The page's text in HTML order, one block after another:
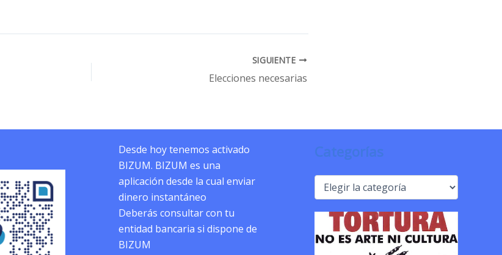
SIGUIENTE
Elecciones necesarias
Desde hoy tenemos activado
BIZUM. BIZUM es una
aplicación desde la cual enviar
dinero instantáneo
Deberás consultar con tu
entidad bancaria si dispone de
BIZUM
Categorías
Categorías